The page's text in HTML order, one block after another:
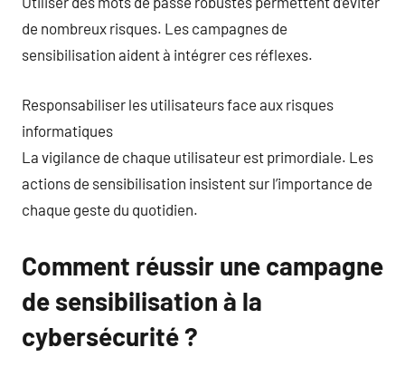
de nombreux risques. Les campagnes de
sensibilisation aident à intégrer ces réflexes.
Responsabiliser les utilisateurs face aux risques
informatiques
La vigilance de chaque utilisateur est primordiale. Les
actions de sensibilisation insistent sur l’importance de
chaque geste du quotidien.
Comment réussir une campagne
de sensibilisation à la
cybersécurité ?